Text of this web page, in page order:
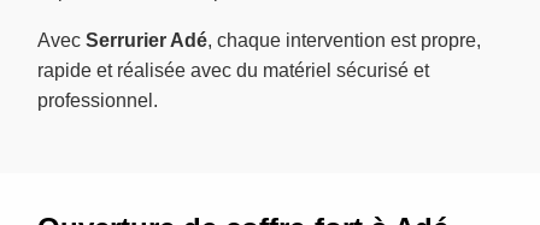
Avec Serrurier Adé, chaque intervention est propre,
rapide et réalisée avec du matériel sécurisé et
professionnel.